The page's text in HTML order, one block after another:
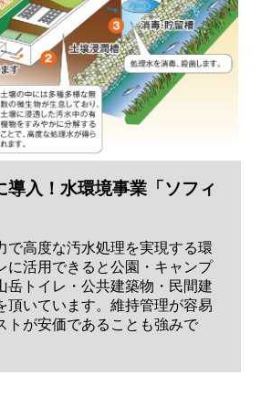
導入！水環境事業「ソフィ
で高度な汚水処理を実現する環
に活用できると公園・キャンプ
岳トイレ・公共建築物・民間建
頂いています。維持管理が容易
トが安価であることも強みで